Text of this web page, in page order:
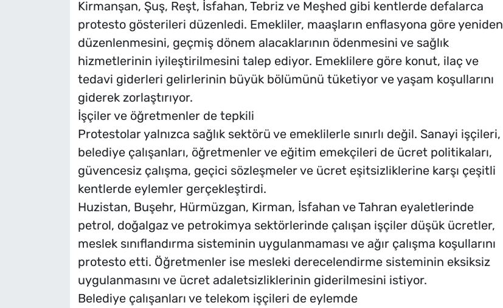
Kirmanşan, Şuş, Reşt, İsfahan, Tebriz ve Meşhed gibi kentlerde defalarca
protesto gösterileri düzenledi. Emekliler, maaşların enflasyona göre yeniden
düzenlenmesini, geçmiş dönem alacaklarının ödenmesini ve sağlık
hizmetlerinin iyileştirilmesini talep ediyor. Emeklilere göre konut, ilaç ve
tedavi giderleri gelirlerinin büyük bölümünü tüketiyor ve yaşam koşullarını
giderek zorlaştırıyor.
İşçiler ve öğretmenler de tepkili
Protestolar yalnızca sağlık sektörü ve emeklilerle sınırlı değil. Sanayi işçileri,
belediye çalışanları, öğretmenler ve eğitim emekçileri de ücret politikaları,
güvencesiz çalışma, geçici sözleşmeler ve ücret eşitsizliklerine karşı çeşitli
kentlerde eylemler gerçekleştirdi.
Huzistan, Buşehr, Hürmüzgan, Kirman, İsfahan ve Tahran eyaletlerinde
petrol, doğalgaz ve petrokimya sektörlerinde çalışan işçiler düşük ücretler,
meslek sınıflandırma sisteminin uygulanmaması ve ağır çalışma koşullarını
protesto etti. Öğretmenler ise mesleki derecelendirme sisteminin eksiksiz
uygulanmasını ve ücret adaletsizliklerinin giderilmesini istiyor.
Belediye çalışanları ve telekom işçileri de eylemde